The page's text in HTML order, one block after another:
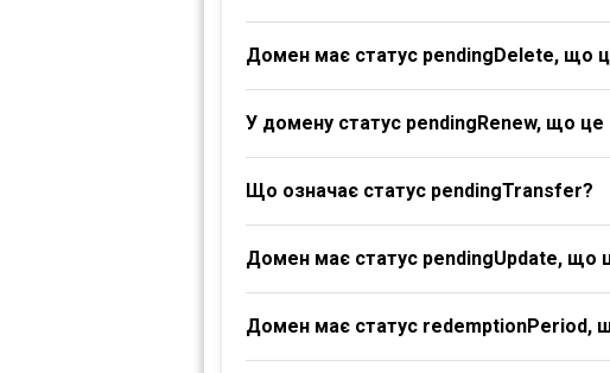
Домен має статус pendingDelete, що
У домену статус pendingRenew, що це
Що означає статус pendingTransfer?
Домен має статус pendingUpdate, що
Домен має статус redemptionPeriod,